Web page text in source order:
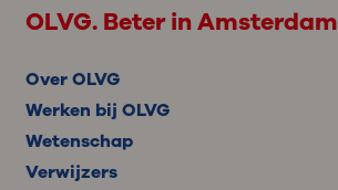
OLVG. Beter in Amsterdam
Over OLVG
Werken bij OLVG
Wetenschap
Verwijzers